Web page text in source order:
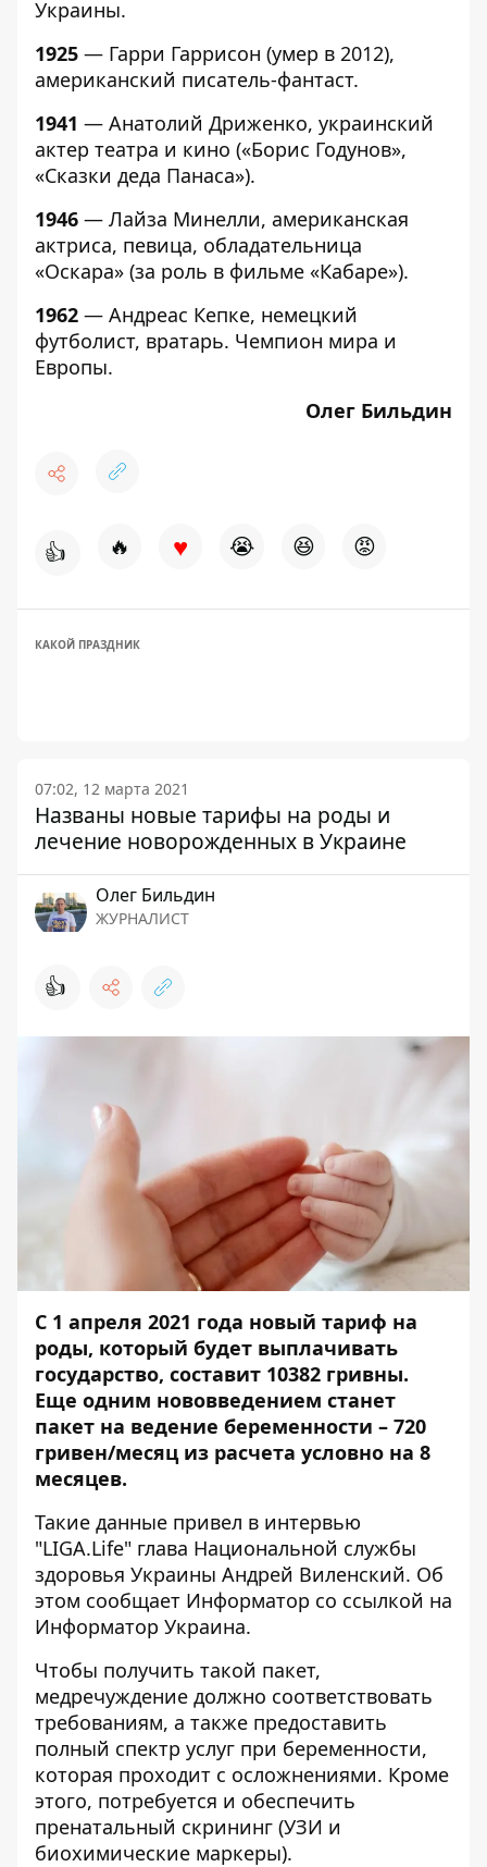
Украины.
1925 — Гарри Гаррисон (умер в 2012),
американский писатель-фантаст.
1941 — Анатолий Дриженко, украинский
актер театра и кино («Борис Годунов»,
«Сказки деда Панаса»).
1946 — Лайза Минелли, американская
актриса, певица, обладательница
«Оскара» (за роль в фильме «Кабаре»).
1962 — Андреас Кепке, немецкий
футболист, вратарь. Чемпион мира и
Европы.
Олег Бильдин
👍 🔥 ♥ 😭 😆 😡
КАКОЙ ПРАЗДНИК
07:02, 12 марта 2021
Названы новые тарифы на роды и
лечение новорожденных в Украине
Олег Бильдин
ЖУРНАЛИСТ
👍
С 1 апреля 2021 года новый тариф на
роды, который будет выплачивать
государство, составит 10382 гривны.
Еще одним нововведением станет
пакет на ведение беременности – 720
гривен/месяц из расчета условно на 8
месяцев.
Такие данные привел в интервью
"LIGA.Life" глава Национальной службы
здоровья Украины Андрей Виленский. Об
этом сообщает Информатор со ссылкой на
Информатор Украина.
Чтобы получить такой пакет,
медречуждение должно соответствовать
требованиям, а также предоставить
полный спектр услуг при беременности,
которая проходит с осложнениями. Кроме
этого, потребуется и обеспечить
пренатальный скрининг (УЗИ и
биохимические маркеры).